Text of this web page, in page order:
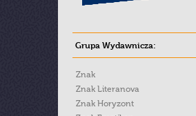
Grupa Wydawnicza:
Znak
Znak Literanova
Znak Horyzont